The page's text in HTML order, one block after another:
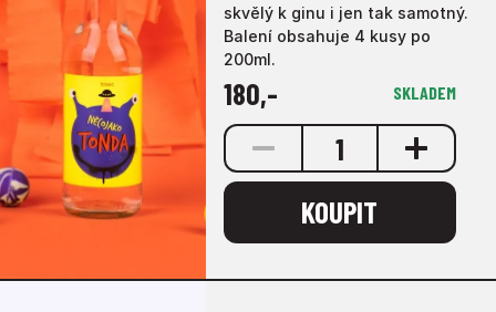
skvělý k ginu i jen tak samotný.
Balení obsahuje 4 kusy po
200ml.
180,- SKLADEM
1
KOUPIT